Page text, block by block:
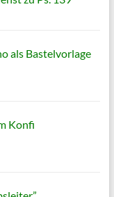
als Bastelvorlage
Konfi